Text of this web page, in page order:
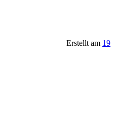
Erstellt am 19